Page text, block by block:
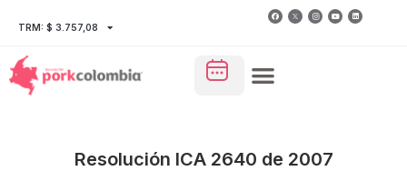
TRM: $ 3.757,08
Resolución ICA 2640 de 2007